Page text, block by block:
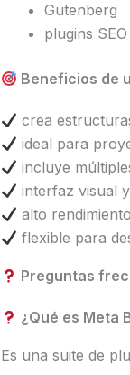
Gutenberg
plugins
Beneficios de
crea
ideal para
incluye
interfaz visual
alto rendimiento
flexible para
Preguntas
¿Qué es Meta
Es una suite de